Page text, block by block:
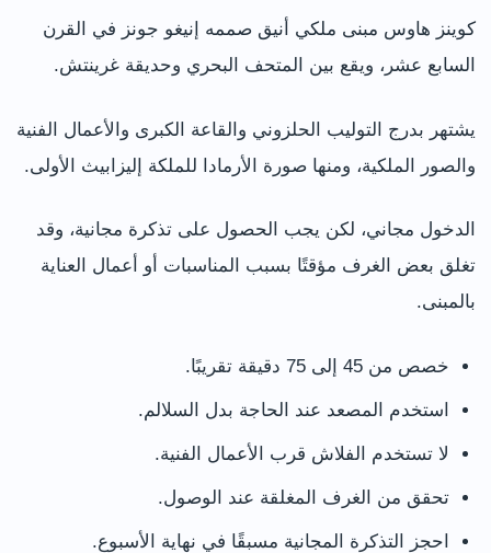
كوينز هاوس مبنى ملكي أنيق صممه إنيغو جونز في القرن
السابع عشر، ويقع بين المتحف البحري وحديقة غرينتش.
يشتهر بدرج التوليب الحلزوني والقاعة الكبرى والأعمال الفنية
والصور الملكية، ومنها صورة الأرمادا للملكة إليزابيث الأولى.
الدخول مجاني، لكن يجب الحصول على تذكرة مجانية، وقد
تغلق بعض الغرف مؤقتًا بسبب المناسبات أو أعمال العناية
بالمبنى.
خصص من 45 إلى 75 دقيقة تقريبًا.
استخدم المصعد عند الحاجة بدل السلالم.
لا تستخدم الفلاش قرب الأعمال الفنية.
تحقق من الغرف المغلقة عند الوصول.
احجز التذكرة المجانية مسبقًا في نهاية الأسبوع.